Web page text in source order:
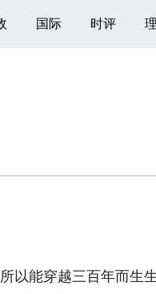
国际 时评
能穿越三百年而生生